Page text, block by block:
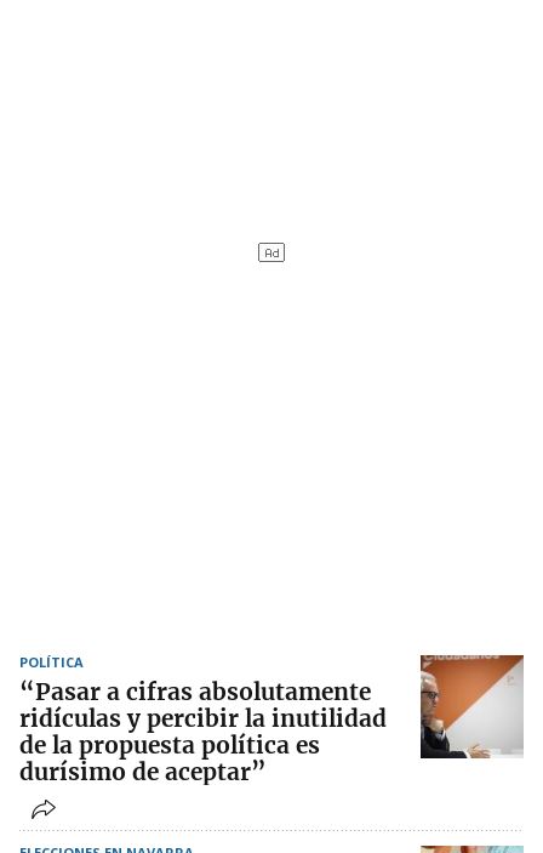
POLÍTICA
“Pasar a cifras absolutamente
ridículas y percibir la inutilidad
de la propuesta política es
durísimo de aceptar”